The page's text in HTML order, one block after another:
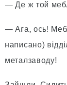
— Де ж той
— Ага, ось!
написано)
металзаводу!